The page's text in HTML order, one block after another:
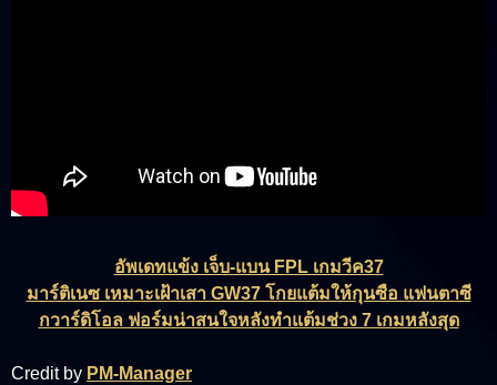
อัพเดทแข้ง เจ็บ-แบน FPL เกมวีค37
มาร์ติเนซ เหมาะเฝ้าเสา GW37 โกยแต้มให้กุนซือ แฟนตาซี
กวาร์ดิโอล ฟอร์มน่าสนใจหลังทำแต้มช่วง 7 เกมหลังสุด
Credit by PM-Manager